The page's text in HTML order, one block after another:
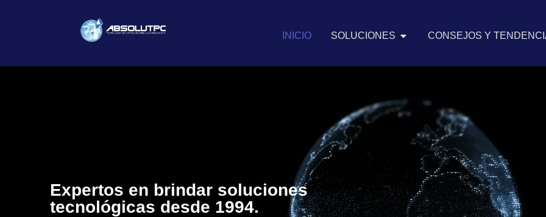
INICIO SOLUCIONES CONSEJOS Y
Expertos en brindar soluciones
tecnológicas desde 1994.